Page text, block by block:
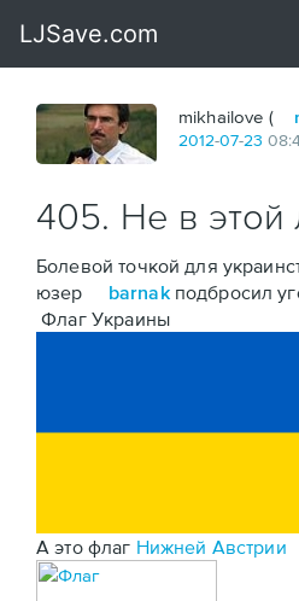
mikhailove (
2012-07-23
405. Не в этой
Болевой точкой для
юзер
barnakподбросил
Флаг Украины
А это флаг Нижней Австрии